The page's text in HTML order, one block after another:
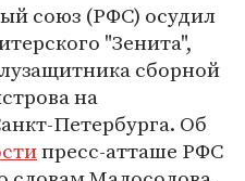
союз (РФС) осудил
"Зенита",
сборной
на
Петербурга. Об
пресс-атташе РФС